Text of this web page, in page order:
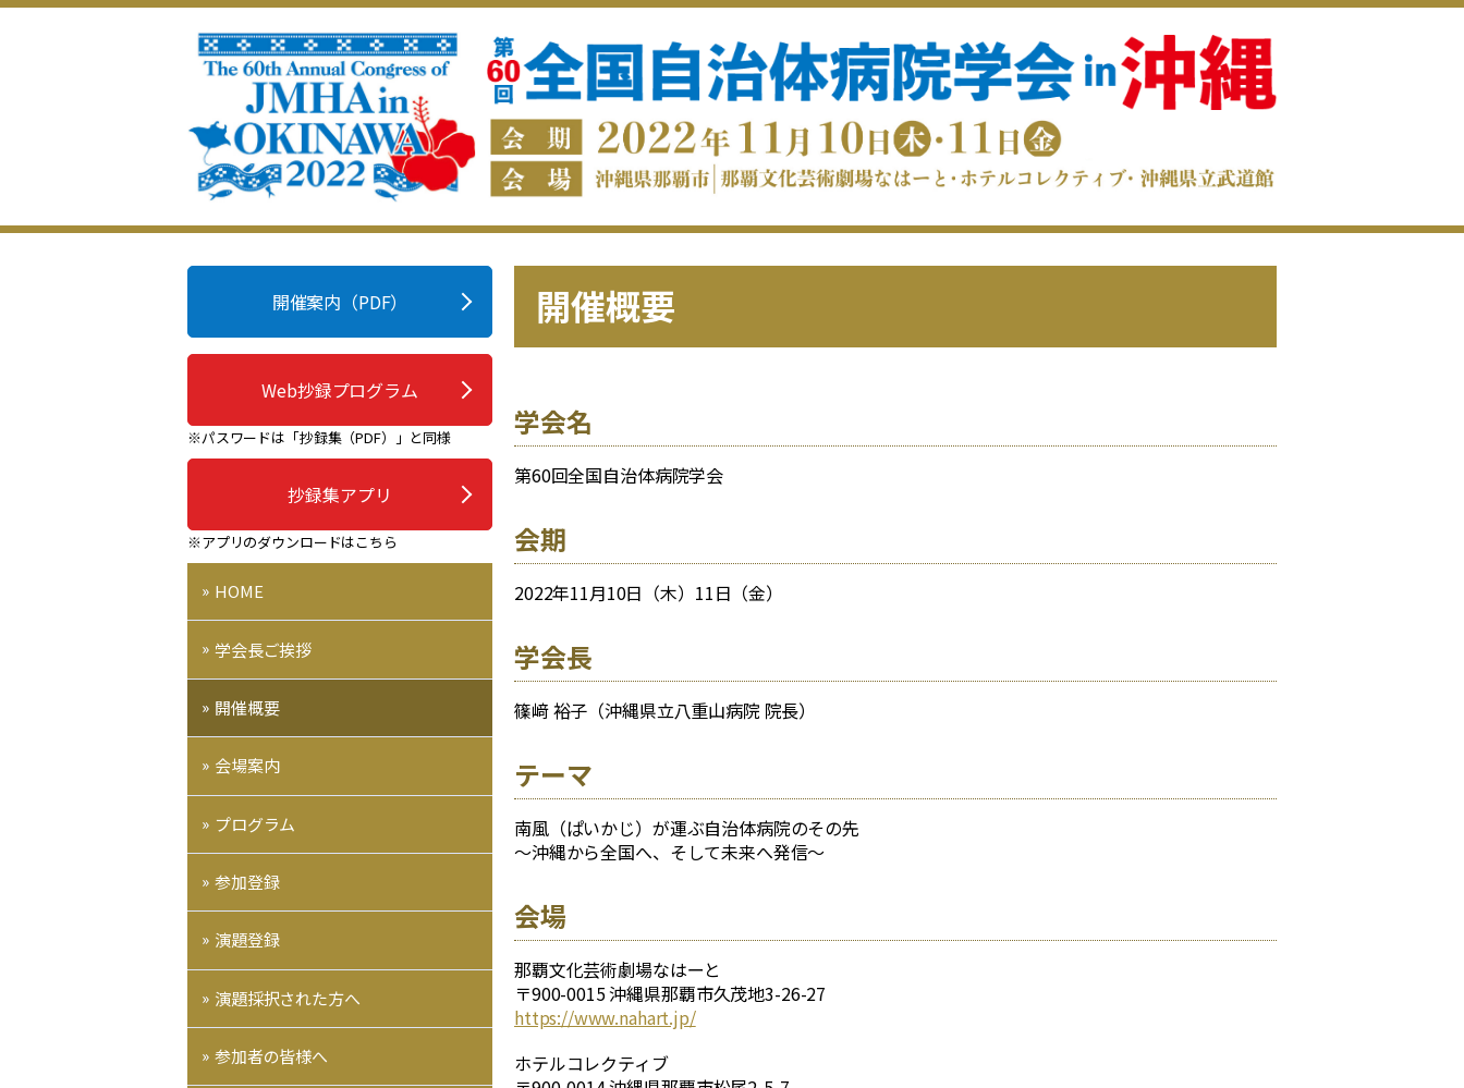
開催概要
学会名
第60回全国自治体病院学会
会期
2022年11月10日（木）11日（金）
学会長
篠﨑 裕子（沖縄県立八重山病院 院長）
テーマ
南風（ぱいかじ）が運ぶ自治体病院のその先
～沖縄から全国へ、そして未来へ発信～
会場
那覇文化芸術劇場なはーと
〒900-0015 沖縄県那覇市久茂地3-26-27
https://www.nahart.jp/
ホテルコレクティブ
開催案内（PDF）
Web抄録プログラム
※パスワードは「抄録集（PDF）」と同様
抄録集アプリ
※アプリのダウンロードはこちら
HOME
学会長ご挨拶
開催概要
会場案内
プログラム
参加登録
演題登録
演題採択された方へ
参加者の皆様へ